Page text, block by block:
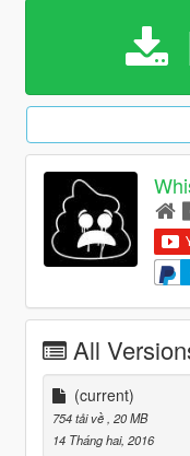
All
(current)
754 tải về, 20 MB
14 Tháng hai, 2016